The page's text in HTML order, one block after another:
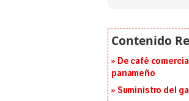
De café
panameño
Suministro del